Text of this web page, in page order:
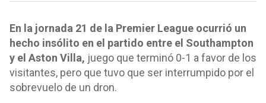
En la jornada 21 de la Premier League ocurrió un
hecho insólito en el partido entre el Southampton
y el Aston Villa, juego que terminó 0-1 a favor de los
visitantes, pero que tuvo que ser interrumpido por el
sobrevuelo de un dron.